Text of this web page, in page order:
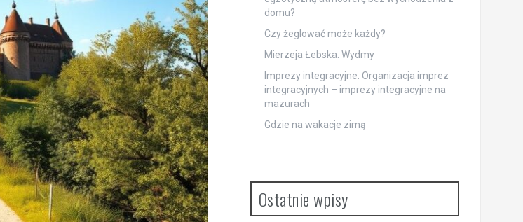
domu?
Czy żeglować może każdy?
Mierzeja Łebska. Wydmy
Imprezy integracyjne. Organizacja imprez
integracyjnych – imprezy integracyjne na
mazurach
Gdzie na wakacje zimą
Ostatnie wpisy